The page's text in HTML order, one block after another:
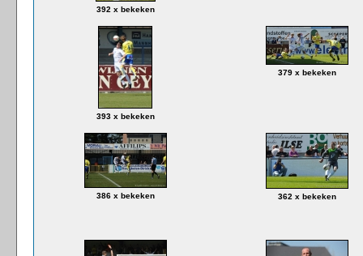
392 x bekeken
393 x bekeken
379 x bekeken
386 x bekeken 362 x bekeken